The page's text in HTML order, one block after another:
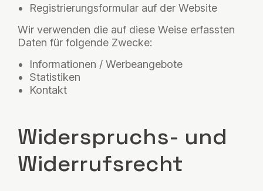
Registrierungsformular auf der Website
Wir verwenden die auf diese Weise erfassten
Daten für folgende Zwecke:
Informationen / Werbeangebote
Statistiken
Kontakt
Widerspruchs- und
Widerrufsrecht